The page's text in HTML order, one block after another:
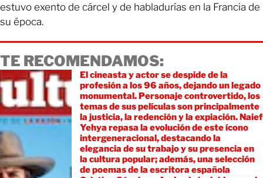
estuvo exento de cárcel y de habladurías en la Francia de
su época.
TE RECOMENDAMOS:
El cineasta y actor se despide de la
profesión a los 96 años, dejando un legado
monumental. Personaje controvertido, los
temas de sus películas son principalmente
la justicia, la redención y la expiación. Naief
Yehya repasa la evolución de este ícono
intergeneracional, destacando la
elegancia de su trabajo y su presencia en
la cultura popular; además, una selección
de poemas de la escritora española